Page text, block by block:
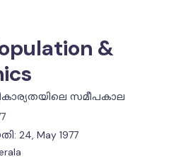
&
സമീപകാല
: 24, May 1977